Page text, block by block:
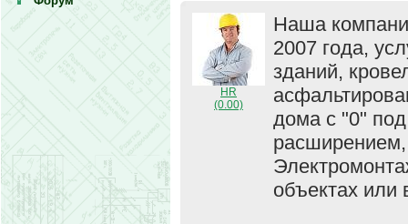
HR
(0.00)
Наша
2007 года,
зданий,
дома с "0"
объектах